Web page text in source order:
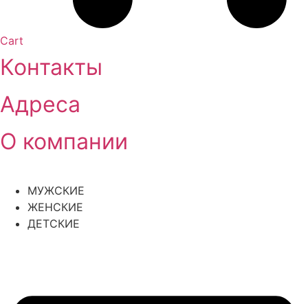
Cart
Контакты
Адреса
О компании
МУЖСКИЕ
ЖЕНСКИЕ
ДЕТСКИЕ